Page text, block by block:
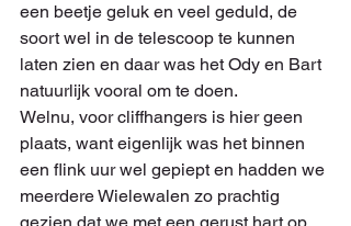
een beetje geluk en veel geduld, de
soort wel in de telescoop te kunnen
laten zien en daar was het Ody en Bart
natuurlijk vooral om te doen.
Welnu, voor cliffhangers is hier geen
plaats, want eigenlijk was het binnen
een flink uur wel gepiept en hadden we
meerdere Wielewalen zo prachtig